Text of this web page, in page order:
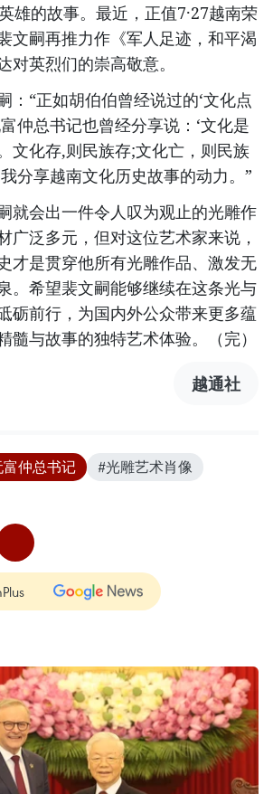
雄的故事。最近，正值7·27越南荣
文嗣再推力作《军人足迹，和平渴
对英烈们的崇高敬意。
：“正如胡伯伯曾经说过的‘文化点
仲总书记也曾经分享说：‘文化是
文化存,则民族存;文化亡，则民族
分享越南文化历史故事的动力。”
就会出一件令人叹为观止的光雕作
广泛多元，但对这位艺术家来说，
才是贯穿他所有光雕作品、激发无
。希望裴文嗣能够继续在这条光与
砺前行，为国内外公众带来更多蕴
髓与故事的独特艺术体验。（完）
越通社
富仲总书记
#光雕艺术肖像